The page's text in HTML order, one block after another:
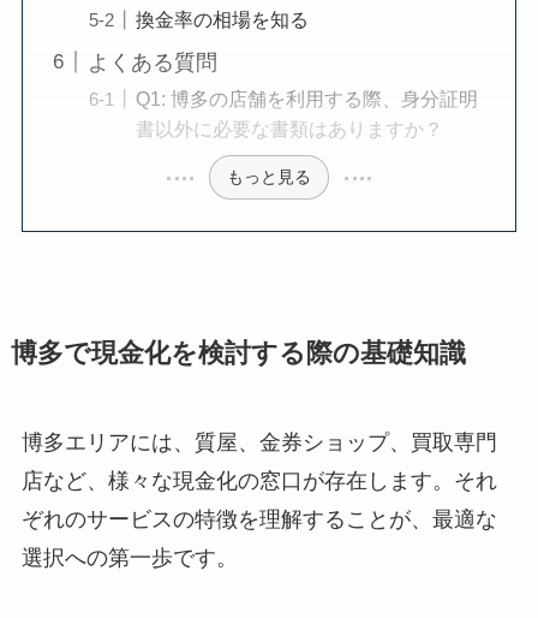
換金率の相場を知る
よくある質問
Q1: 博多の店舗を利用する際、身分証明
書以外に必要な書類はありますか？
もっと見る
博多で現金化を検討する際の基礎知識
博多エリアには、質屋、金券ショップ、買取専門
店など、様々な現金化の窓口が存在します。それ
ぞれのサービスの特徴を理解することが、最適な
選択への第一歩です。